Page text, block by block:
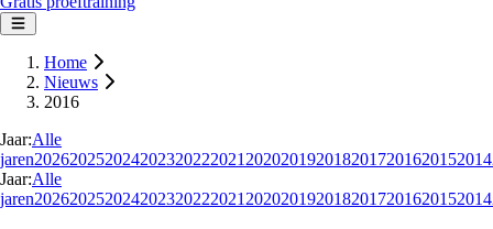
Home
Nieuws
2016
Jaar:Alle
jaren202620252024202320222021 2020201920182017201620152014
Jaar:Alle
jaren202620252024202320222021 2020201920182017201620152014